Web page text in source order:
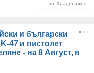
кв. Хладилника
и български
47 и пистолет
- на 8 Август, в